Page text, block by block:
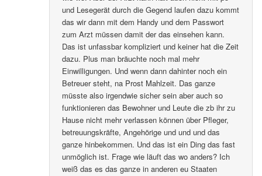
und Lesegerät durch die Gegend laufen dazu kommt
das wir dann mit dem Handy und dem Passwort
zum Arzt müssen damit der das einsehen kann.
Das ist unfassbar kompliziert und keiner hat die Zeit
dazu. Plus man bräuchte noch mal mehr
Einwilligungen. Und wenn dann dahinter noch ein
Betreuer steht, na Prost Mahlzeit. Das ganze
müsste also irgendwie sicher sein aber auch so
funktionieren das Bewohner und Leute die zb ihr zu
Hause nicht mehr verlassen können über Pfleger,
betreuungskräfte, Angehörige und und und das
ganze hinbekommen. Und das ist ein Ding das fast
unmöglich ist. Frage wie läuft das wo anders? Ich
weiß das es das ganze in anderen eu Staaten